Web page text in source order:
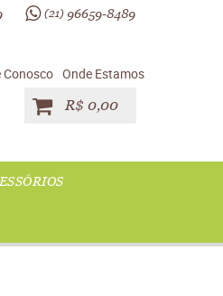
(21) 96659-8489
Conosco Onde Estamos
R$ 0,00